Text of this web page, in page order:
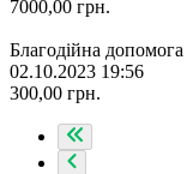
7000,00 грн.
Благодійна допомога
02.10.2023 19:56
300,00 грн.